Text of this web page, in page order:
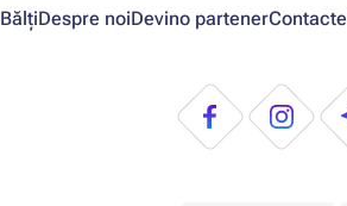
BălțiDespre noiDevino partenerContacte